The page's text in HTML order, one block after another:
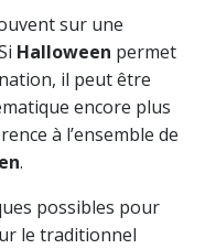
sur une
Halloween permet
il peut être
encore plus
à l’ensemble de
.
possibles pour
le traditionnel